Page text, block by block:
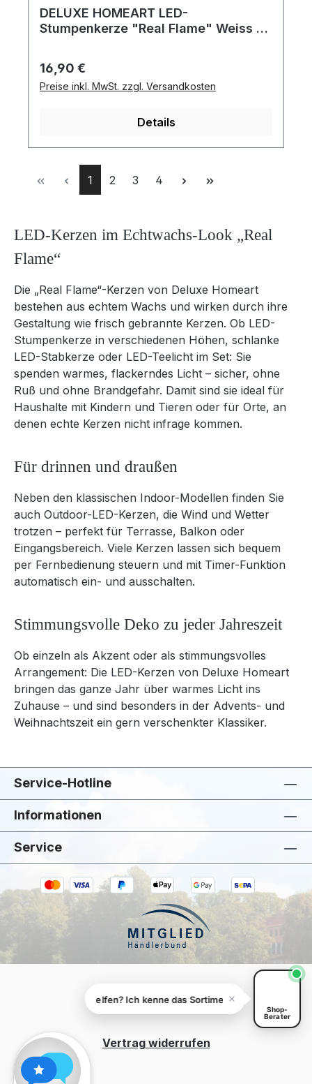
DELUXE HOMEART LED-
Stumpenkerze "Real Flame" Weiss 5
Regulärer Preis:
16,90 €
Preise inkl. MwSt. zzgl. Versandkosten
Details
Seite
1 Seite
2 Seite
3 Seite
4
LED-Kerzen im Echtwachs-Look „Real
Flame“
Die „Real Flame“-Kerzen von Deluxe Homeart
bestehen aus echtem Wachs und wirken durch ihre
Gestaltung wie frisch gebrannte Kerzen. Ob LED-
Stumpenkerze in verschiedenen Höhen, schlanke
LED-Stabkerze oder LED-Teelicht im Set: Sie
spenden warmes, flackerndes Licht – sicher, ohne
Ruß und ohne Brandgefahr. Damit sind sie ideal für
Haushalte mit Kindern und Tieren oder für Orte, an
denen echte Kerzen nicht infrage kommen.
Für drinnen und draußen
Neben den klassischen Indoor-Modellen finden Sie
auch Outdoor-LED-Kerzen, die Wind und Wetter
trotzen – perfekt für Terrasse, Balkon oder
Eingangsbereich. Viele Kerzen lassen sich bequem
per Fernbedienung steuern und mit Timer-Funktion
automatisch ein- und ausschalten.
Stimmungsvolle Deko zu jeder Jahreszeit
Ob einzeln als Akzent oder als stimmungsvolles
Arrangement: Die LED-Kerzen von Deluxe Homeart
bringen das ganze Jahr über warmes Licht ins
Zuhause – und sind besonders in der Advents- und
Weihnachtszeit ein gern verschenkter Klassiker.
Service-Hotline
Informationen
Service
Vertrag widerrufen
Shop-
Berater
Kann ich dir bei „DELUXEHOMEART" helfen?
helfen? Ich kenne das Sortiment.